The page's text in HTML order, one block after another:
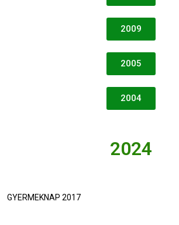
2009
2005
2004
2024
GYERMEKNAP 2017